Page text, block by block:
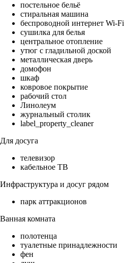
постельное бельё
стиральная машина
беспроводной интернет Wi-Fi
сушилка для белья
центральное отопление
утюг с гладильной доской
металлическая дверь
домофон
шкаф
ковровое покрытие
рабочий стол
Линолеум
журнальный столик
label_property_cleaner
Для досуга
телевизор
кабельное ТВ
Инфраструктура и досуг рядом
парк аттракционов
Ванная комната
полотенца
туалетные принадлежности
фен